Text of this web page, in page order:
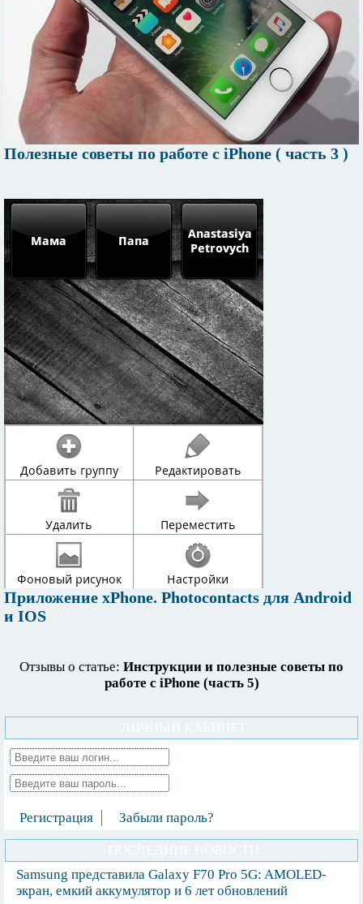
Полезные советы по работе с iPhone ( часть 3 )
Приложение xPhone. Photocontacts для Android
и IOS
Отзывы о статье: Инструкции и полезные советы по
работе с iPhone (часть 5)
Регистрация Забыли пароль?
Samsung представила Galaxy F70 Pro 5G: AMOLED-
экран, емкий аккумулятор и 6 лет обновлений